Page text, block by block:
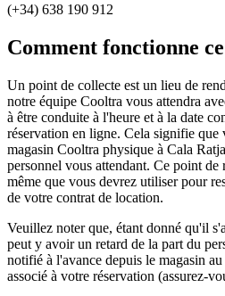
(+34) 638 190 912
Comment fonctionne
Un point de collecte est un lieu de
notre équipe Cooltra vous attendra
à être conduite à l'heure et à la date
réservation en ligne. Cela signifie que
magasin Cooltra physique à Cala
personnel vous attendant. Ce point de
même que vous devrez utiliser pour
de votre contrat de location.
Veuillez noter que, étant donné qu'il
peut y avoir un retard de la part du
notifié à l'avance depuis le magasin
associé à votre réservation (assurez-